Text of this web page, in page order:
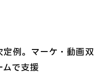
例。マーケ・動画双
で支援